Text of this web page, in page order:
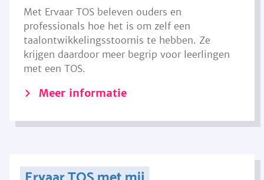
Met Ervaar TOS beleven ouders en
professionals hoe het is om zelf een
taalontwikkelingsstoornis te hebben. Ze
krijgen daardoor meer begrip voor leerlingen
met een TOS.
Meer informatie